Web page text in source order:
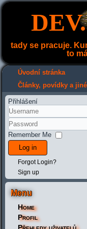
tady se pracuje.
to
Úvodní stránka
Články, povídky a
Přihlášení
Remember Me
Log in
Forgot Login?
Sign up
Menu
Home
Profil